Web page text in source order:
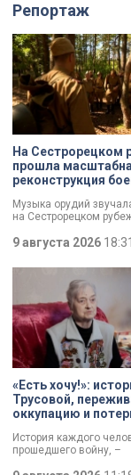
Репортаж
На Сестрорецком
прошла
реконструкция
Ленинградской
Музыка орудий
на Сестрорецком
вспоминали и через
сражение стало
будущей Победы.
9 августа 2026 18:31
«Есть хочу!»:
Трусовой,
оккупацию и
История каждого
прошедшего войну, –